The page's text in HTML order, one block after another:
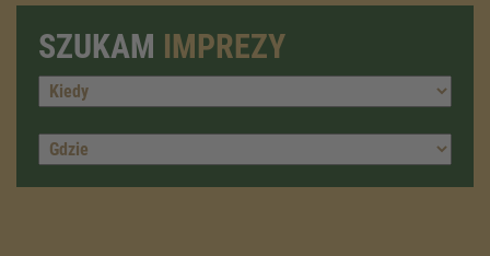
SZUKAM IMPREZY